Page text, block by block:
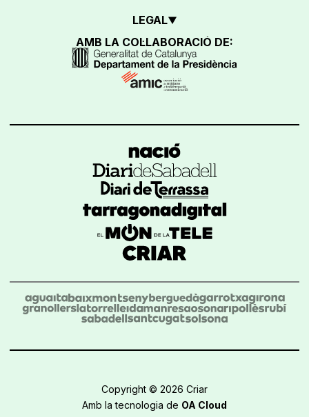
LEGAL
AMB LA COL·LABORACIÓ DE:
Copyright © 2026 Criar
Amb la tecnologia de OA Cloud